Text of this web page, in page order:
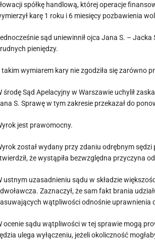
spółkę handlową, której operacje
karę 1 roku i 6 miesięcy pozbawienia
sąd uniewinnił ojca Jana S. –
pieniędzy.
takim wymiarem kary nie zgodziła się zarówno
środę Sąd Apelacyjny w Warszawie uchylił
S. Sprawę w tym zakresie przekazał do
jest prawomocny.
został wydany przy zdaniu odrębnym
że wystąpiła bezwzględna przyczyna
ustnym uzasadnieniu sądu w składzie
Zaznaczył, że sam fakt brania
wątpliwości odnośnie uprawnienia
ocenie sądu wątpliwości w tej sprawie mogą
ulega wyłączeniu, jeżeli okoliczność